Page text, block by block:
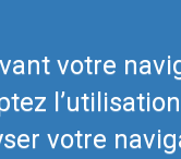
votre
votre
d'utilisation- Vie privée